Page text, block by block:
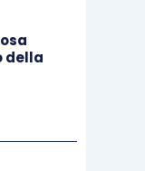
della